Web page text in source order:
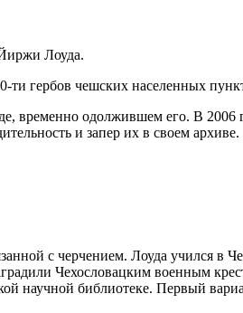
Лоуда.
ти гербов чешских населенных
временно одолжившем его. В 2006
и запер их в своем архиве.
с черчением. Лоуда учился в
Чехословацким военным
научной библиотеке. Первый